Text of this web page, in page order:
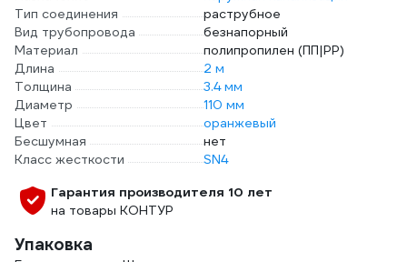
Тип соединения
раструбное
Вид трубопровода
безнапорный
Материал
полипропилен (ПП|PP)
Длина
2 м
Толщина
3.4 мм
Диаметр
110 мм
Цвет
оранжевый
Бесшумная
нет
Класс жесткости
SN4
Гарантия производителя 10 лет
на товары КОНТУР
Упаковка